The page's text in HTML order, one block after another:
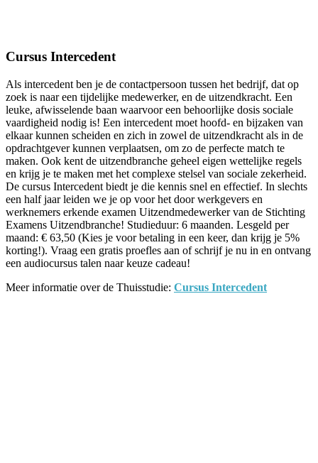
Cursus Intercedent
Als intercedent ben je de contactpersoon tussen het bedrijf, dat op
zoek is naar een tijdelijke medewerker, en de uitzendkracht. Een
leuke, afwisselende baan waarvoor een behoorlijke dosis sociale
vaardigheid nodig is! Een intercedent moet hoofd- en bijzaken van
elkaar kunnen scheiden en zich in zowel de uitzendkracht als in de
opdrachtgever kunnen verplaatsen, om zo de perfecte match te
maken. Ook kent de uitzendbranche geheel eigen wettelijke regels
en krijg je te maken met het complexe stelsel van sociale zekerheid.
De cursus Intercedent biedt je die kennis snel en effectief. In slechts
een half jaar leiden we je op voor het door werkgevers en
werknemers erkende examen Uitzendmedewerker van de Stichting
Examens Uitzendbranche! Studieduur: 6 maanden. Lesgeld per
maand: € 63,50 (Kies je voor betaling in een keer, dan krijg je 5%
korting!). Vraag een gratis proefles aan of schrijf je nu in en ontvang
een audiocursus talen naar keuze cadeau!
Meer informatie over de Thuisstudie: Cursus Intercedent